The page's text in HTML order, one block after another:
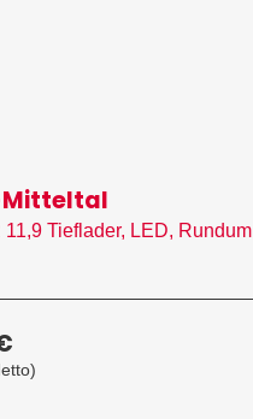
11,9 Tieflader, LED, Rundum